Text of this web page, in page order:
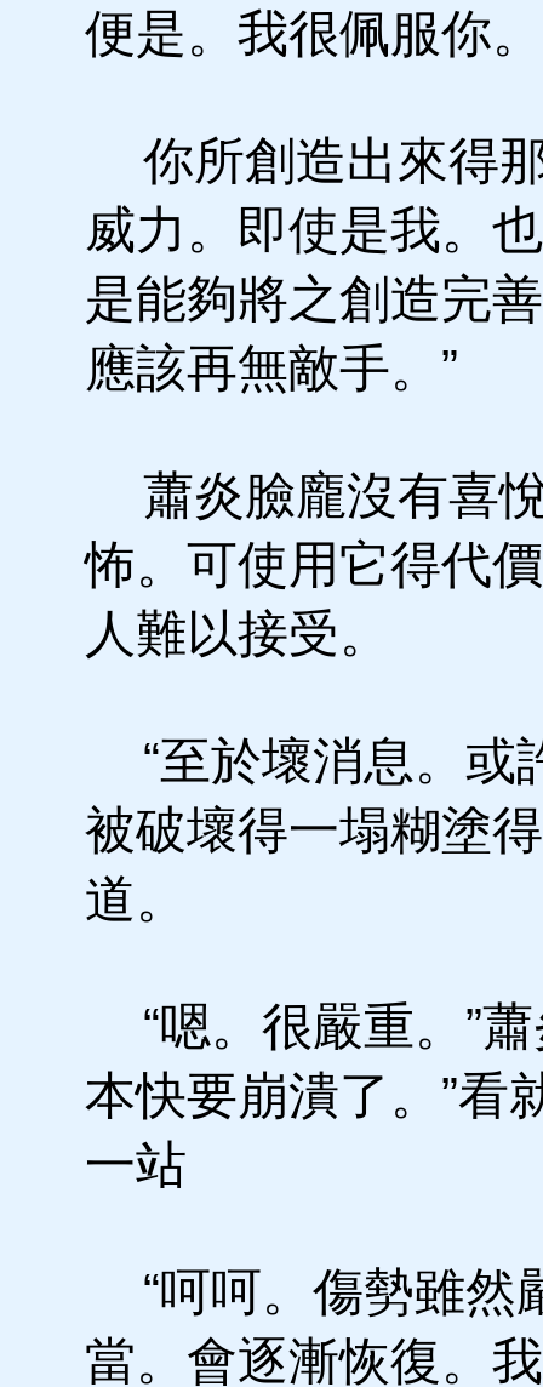
便是。我很佩服你。
你所創造出來得
威力。即使是我。
是能夠將之創造完
應該再無敵手。”
蕭炎臉龐沒有喜
怖。可使用它得代
人難以接受。
“至於壞消息。或
被破壞得一塌糊塗
道。
“嗯。很嚴重。”
本快要崩潰了。”看
一站
“呵呵。傷勢雖然
當。會逐漸恢復。